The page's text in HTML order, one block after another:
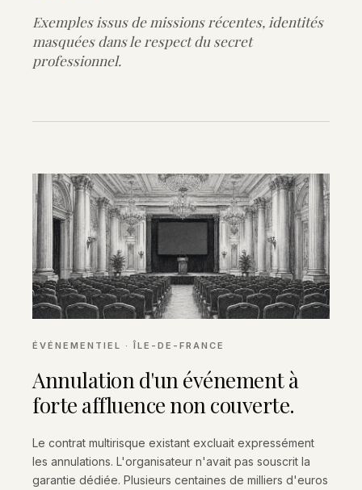
Exemples issus de missions récentes, identités
masquées dans le respect du secret
professionnel.
ÉVÉNEMENTIEL · ÎLE-DE-FRANCE
Annulation d'un événement à
forte affluence non couverte.
Le contrat multirisque existant excluait expressément
les annulations. L'organisateur n'avait pas souscrit la
garantie dédiée. Plusieurs centaines de milliers d'euros